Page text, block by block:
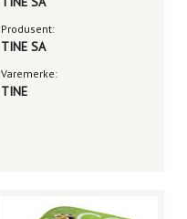
Produsent:
TINE SA
Varemerke:
TINE